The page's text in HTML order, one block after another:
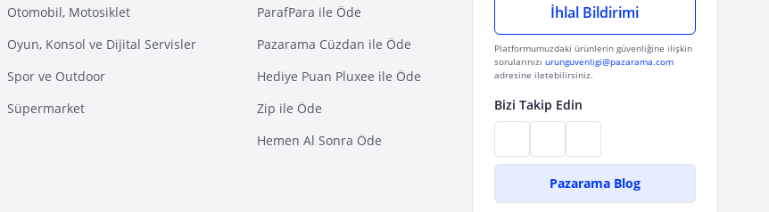
Otomobil, Motosiklet
Oyun, Konsol ve Dijital Servisler
Spor ve Outdoor
Süpermarket
ParafPara ile Öde
Pazarama Cüzdan ile Öde
Hediye Puan Pluxee ile Öde
Zip ile Öde
Hemen Al Sonra Öde
İhlal Bildirimi
Platformumuzdaki ürünlerin güvenliğine ilişkin
sorularınızı urunguvenligi@pazarama.com
adresine iletebilirsiniz.
Bizi Takip Edin
Pazarama Blog